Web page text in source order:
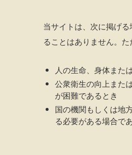
当サイトは、次に掲げ
ることはありません。
人の生命、身体また
公衆衛生の向上また
が困難であるとき
国の機関もしくは地
る必要がある場合で